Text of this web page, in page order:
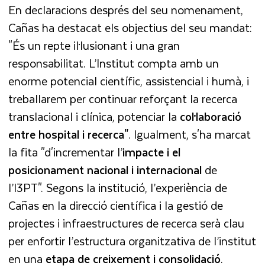
En declaracions després del seu nomenament,
Cañas ha destacat els objectius del seu mandat:
"És un repte il·lusionant i una gran
responsabilitat. L’Institut compta amb un
enorme potencial científic, assistencial i humà, i
treballarem per continuar reforçant la recerca
translacional i clínica, potenciar la col·laboració
entre hospital i recerca". Igualment, s'ha marcat
la fita "d'incrementar l’impacte i el
posicionament nacional i internacionalde
l’I3PT". Segons la institució, l’experiència de
Cañas en la direcció científica i la gestió de
projectes i infraestructures de recerca serà clau
per enfortir l’estructura organitzativa de l’institut
en una etapa de creixement i consolidació.